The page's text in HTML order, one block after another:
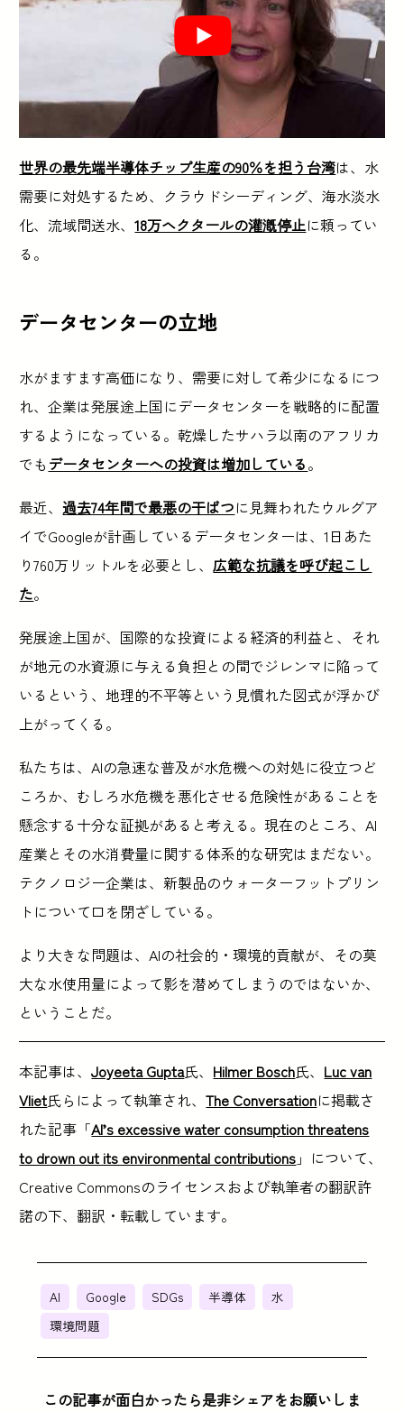
世界の最先端半導体チップ生産の90％を担う台湾は、水
需要に対処するため、クラウドシーディング、海水淡水
化、流域間送水、18万ヘクタールの灌漑停止に頼ってい
る。
データセンターの立地
水がますます高価になり、需要に対して希少になるにつ
れ、企業は発展途上国にデータセンターを戦略的に配置
するようになっている。乾燥したサハラ以南のアフリカ
でも データセンターへの投資は増加している。
最近、過去74年間で最悪の干ばつに見舞われたウルグア
イでGoogleが計画しているデータセンターは、1日あた
り760万リットルを必要とし、 広範な抗議を呼び起こし
た。
発展途上国が、国際的な投資による経済的利益と、それ
が地元の水資源に与える負担との間でジレンマに陥って
いるという、地理的不平等という見慣れた図式が浮かび
上がってくる。
私たちは、AIの急速な普及が水危機への対処に役立つど
ころか、むしろ水危機を悪化させる危険性があることを
懸念する十分な証拠があると考える。現在のところ、AI
産業とその水消費量に関する体系的な研究はまだない。
テクノロジー企業は、新製品のウォーターフットプリン
トについて口を閉ざしている。
より大きな問題は、AIの社会的・環境的貢献が、その莫
大な水使用量によって影を潜めてしまうのではないか、
ということだ。
本記事は、Joyeeta Gupta氏、 Hilmer Bosch氏、 Luc van
Vliet氏らによって執筆され、The Conversationに掲載さ
れた記事「AI’s excessive water consumption threatens
to drown out its environmental contributions 」について、
Creative Commonsのライセンスおよび執筆者の翻訳許
諾の下、翻訳・転載しています。
AI Google SDGs 半導体
水
環境問題
この記事が面白かったら是非シェアをお願いしま